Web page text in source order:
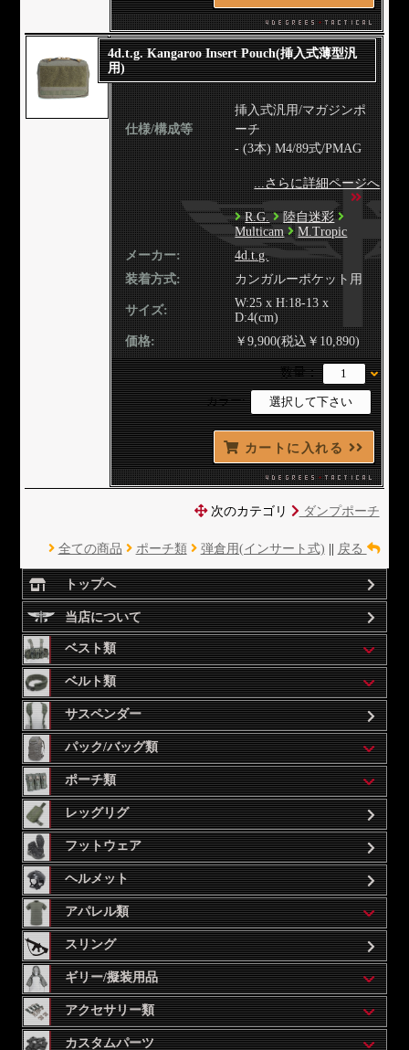
4d.t.g. Kangaroo Insert Pouch(挿入式薄型汎
用)
仕様/構成等
挿入式汎用/マガジンポ
ーチ
- (3本) M4/89式/PMAG
...さらに詳細ページへ
R.G.
陸自迷彩
Multicam
M.Tropic
メーカー:
4d.t.g.
装着方式:
カンガルーポケット用
サイズ:
W:25 x H:18-13 x
D:4(cm)
価格:
￥9,900(税込￥10,890)
数量：
カラー:
カートに入れる
次のカテゴリ ダンプポーチ
全ての商品 ポーチ類 弾倉用(インサート式) || 戻る
トップへ
当店について
ベスト類
ベルト類
サスペンダー
パック/バッグ類
ポーチ類
レッグリグ
フットウェア
ヘルメット
アパレル類
スリング
ギリー/擬装用品
アクセサリー類
カスタムパーツ